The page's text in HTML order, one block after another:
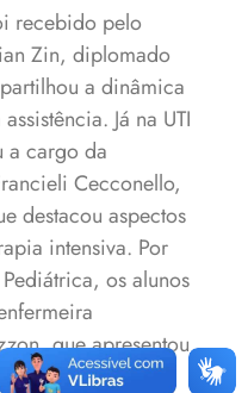
recebido pelo
Zin, diplomado
a dinâmica
Já na UTI
a cargo da
Cecconello,
destacou aspectos
intensiva. Por
os alunos
que apresentou
do setor.